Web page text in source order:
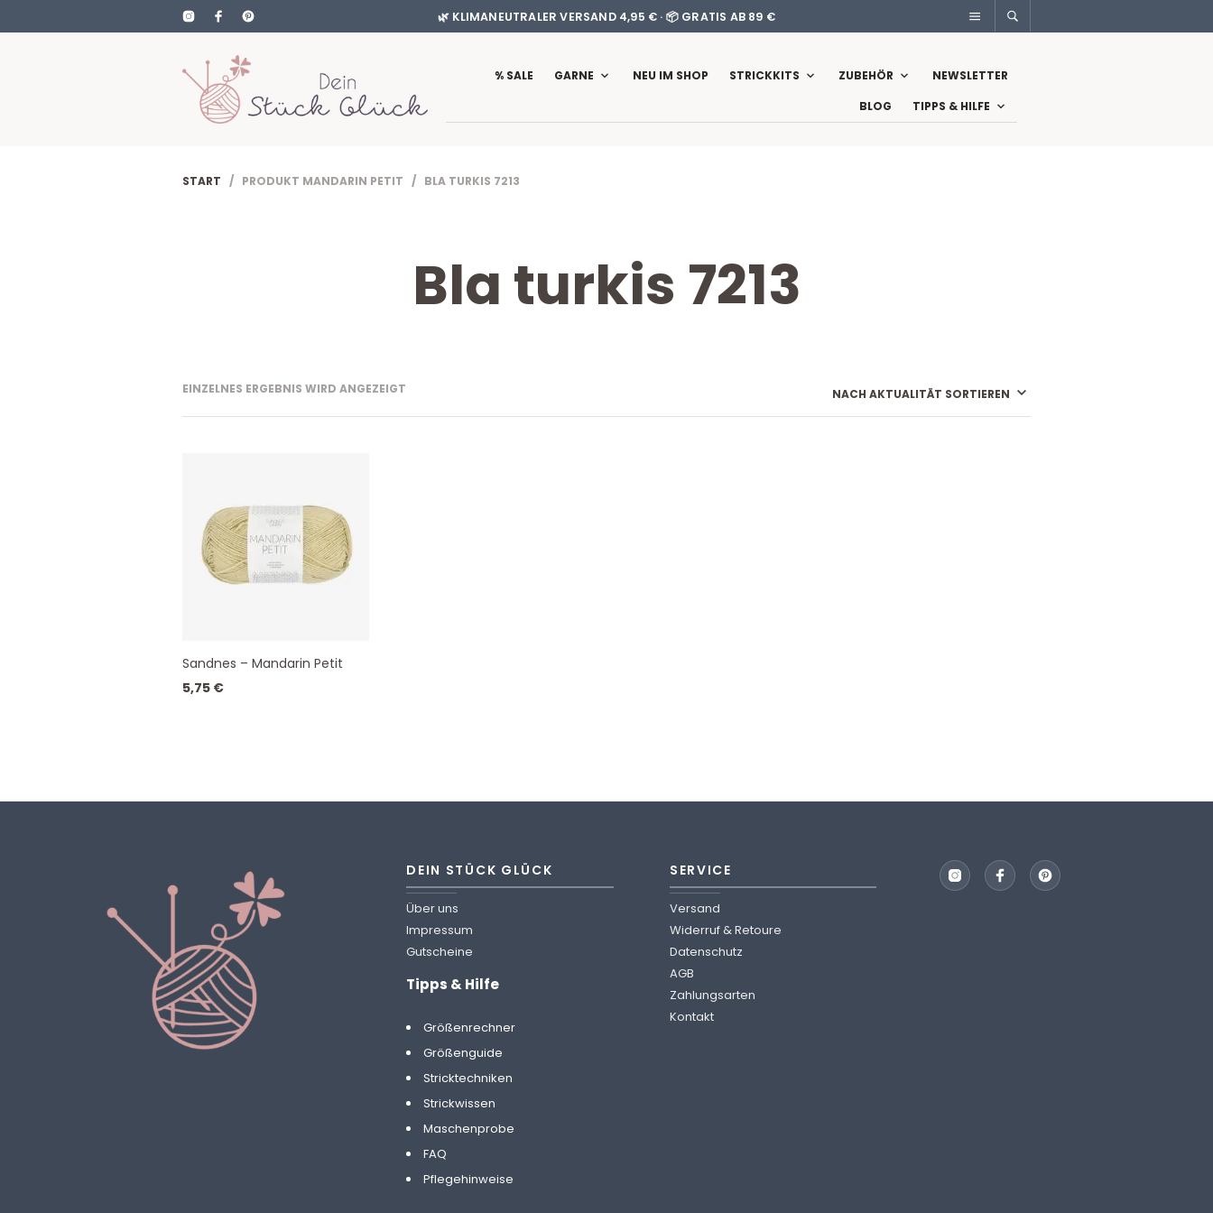
🌿 KLIMANEUTRALER VERSAND 4,95 € · 📦 GRATIS AB 89 €
% SALE GARNE NEU IM SHOP STRICKKITS ZUBEHÖR
NEWSLETTER
BLOG
TIPPS & HILFE
START / PRODUKT MANDARIN PETIT / BLA TURKIS 7213
Bla turkis 7213
EINZELNES ERGEBNIS WIRD ANGEZEIGT
Sandnes – Mandarin Petit
5,75 €
DEIN STÜCK GLÜCK
Über uns
Impressum
Gutscheine
Tipps & Hilfe
Größenrechner
Größenguide
Stricktechniken
Strickwissen
Maschenprobe
FAQ
Pflegehinweise
SERVICE
Versand
Widerruf & Retoure
Datenschutz
AGB
Zahlungsarten
Kontakt